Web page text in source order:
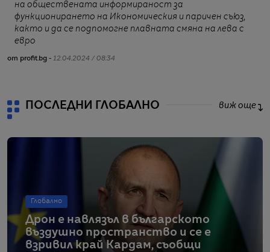
на обществената информираност за
функционирането на Икономическия и паричен съюз,
както и да се подпомогне плавната смяна на лева с
евро
от profit.bg - 12.04.2024 / 08:34
ПОСЛЕДНИ ГЛОБАЛНО виж още
Глобално
Дрон е навлязъл в българското
въздушно пространство и се е
взривил край Кардам, съобщи